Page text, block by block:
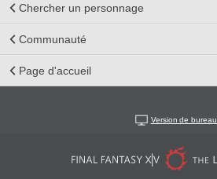
Chercher un personnage
Communauté
Page d'accueil
Version de bureau